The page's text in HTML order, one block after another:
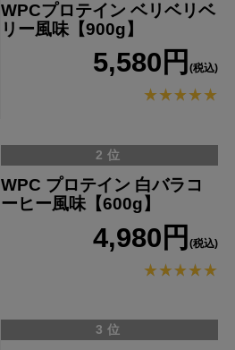
WPCプロテイン ベリベリベ
リー風味【900g】
5,580円 (税込)
2位
WPC プロテイン 白バラコ
ーヒー風味【600g】
4,980円 (税込)
3位